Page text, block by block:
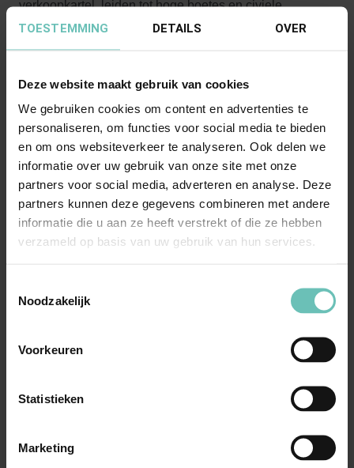
TOESTEMMING DETAILS OVER
Deze website maakt gebruik van cookies
We gebruiken cookies om content en advertenties te
personaliseren, om functies voor social media te bieden
en om ons websiteverkeer te analyseren. Ook delen we
informatie over uw gebruik van onze site met onze
partners voor social media, adverteren en analyse. Deze
partners kunnen deze gegevens combineren met andere
informatie die u aan ze heeft verstrekt of die ze hebben
verzameld op basis van uw gebruik van hun services.
Noodzakelijk
Voorkeuren
Statistieken
Marketing
verkoopkartel, leiden tot hoge boetes en civiele
schadeclaims.
zo klein mogelijk te houden, is het van belang dat niet
alleen sales mensen maar ook inkoopmedewerkers een
adequate opleiding in het mededingingsrecht krijgen.
BANNING heeft veel ervaring met het ontwikkelen en
implementeren van mededingingsrechtelijke compliance
programma’s. Onze specialisten denken graag met u
mee om te komen tot een op uw onderneming
toegesneden, effectief en efficiënt compliance
Martijn
Meer nieuws